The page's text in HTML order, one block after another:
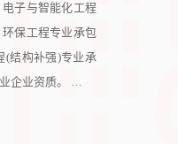
子与智能化工程
保工程专业承包
(结构补强)专业承
企业资质。 …